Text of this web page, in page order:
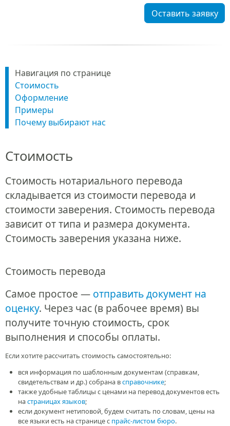
Оставить заявку
Навигация по странице
Стоимость
Оформление
Примеры
Почему выбирают нас
Стоимость
Стоимость нотариального перевода
складывается из стоимости перевода и
стоимости заверения. Стоимость перевода
зависит от типа и размера документа.
Стоимость заверения указана ниже.
Cтоимость перевода
Самое простое — отправить документ на
оценку. Через час (в рабочее время) вы
получите точную стоимость, срок
выполнения и способы оплаты.
Если хотите рассчитать стоимость самостоятельно:
вся информация по шаблонным документам (справкам,
свидетельствам и др.) собрана всправочнике;
также удобные таблицы с ценами на перевод документов есть
настраницах языков;
если документ нетиповой, будем считать по словам, цены на
все языки есть на странице с прайс-листом бюро.